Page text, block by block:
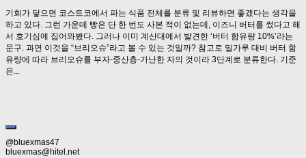
기회가 닿으면 코스트코에서 파는 식품 전체를 분류 및 리뷰하면 좋겠다는 생각을
하고 있다. 그런 가운데 빵은 단 한 번도 사본 적이 없는데, 이즈니 버터를 썼다고 해
서 호기심에 집어와봤다. 그러나 이미 계산대에서 발견한 ‘버터 함유량 10%’라는
문구. 과연 이것을 “브리오슈”라고 볼 수 있는 것일까? 참고로 밀가루 대비 버터 함
유량에 따라 브리오슈를 부자-중산층-가난한 자의 것이라 3단계로 분류한다. 기준
은...
@bluexmas47
bluexmas@hitel.net